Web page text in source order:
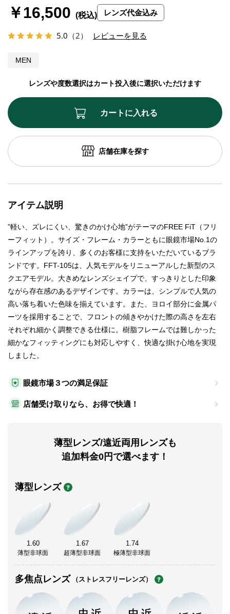
5.0 （2） レビューを見る
MEN
レンズや度数選択はカート投入後に選択いただけます
￥16,500 レンズ代金込み
眼鏡市場３つの満足保証
店舗受け取りなら、お得で快適！
薄型レンズ/遠近両用レンズも
追加料金0円で選べます！
薄型レンズ
1.60
薄型非球面
1.67
超薄型非球面
1.74
極薄型非球面
多焦点レンズ （ストレスフリーレンズ）
カートに入れる
店舗在庫を探す
アイテム説明
”軽い、ズレにくい、驚きのかけ心地”がテーマのFREE FiT（フリ
ーフィット）。サイズ・フレーム・カラーともに眼鏡市場No.1の
ラインアップを誇り、多くのお客様に支持をいただいているブラ
ンドです。FFT-105は、人気モデルをリニューアルした新型のス
クエアモデル。大きめなレンズシェイプで、すっきりとした印象
ながら存在感のあるデザインです。カラーは、シンプルで人気の
高い落ち着いた色味を揃えています。また、ヨロイ部分に金属パ
ーツを採用することで、フロントの傾きやかけた際の高さを左右
それぞれ細かく調整できる仕様に。樹脂フレームでは難しかった
細かなフィッティングにも対応しやすく、快適な掛け心地を実現
しました。